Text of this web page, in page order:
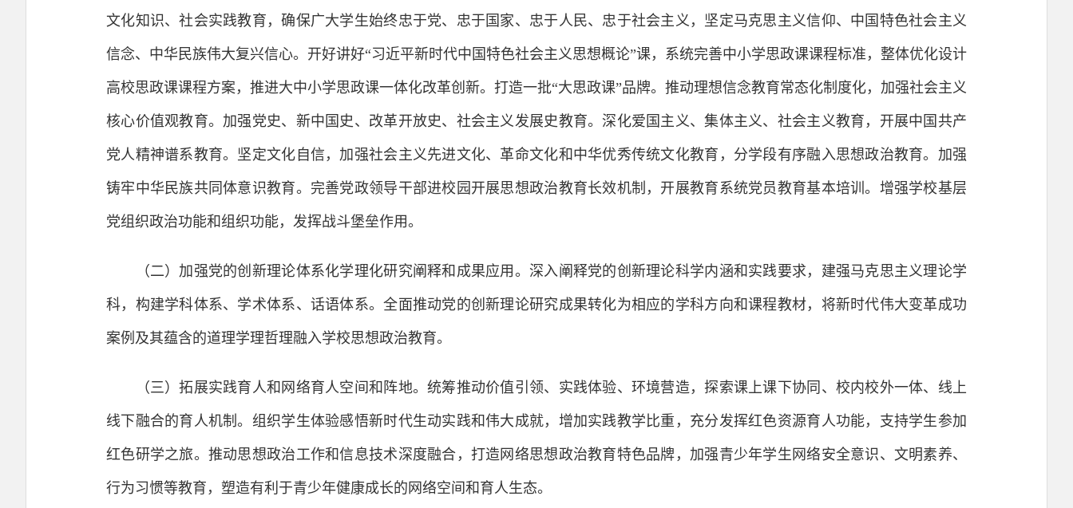
文化知识、社会实践教育，确保广大学生始终忠于党、忠于国家、忠于人民、忠于社会主义，坚定马克思主义信仰、中国特色社会主义
信念、中华民族伟大复兴信心。开好讲好“习近平新时代中国特色社会主义思想概论”课，系统完善中小学思政课课程标准，整体优化设计
高校思政课课程方案，推进大中小学思政课一体化改革创新。打造一批“大思政课”品牌。推动理想信念教育常态化制度化，加强社会主义
核心价值观教育。加强党史、新中国史、改革开放史、社会主义发展史教育。深化爱国主义、集体主义、社会主义教育，开展中国共产
党人精神谱系教育。坚定文化自信，加强社会主义先进文化、革命文化和中华优秀传统文化教育，分学段有序融入思想政治教育。加强
铸牢中华民族共同体意识教育。完善党政领导干部进校园开展思想政治教育长效机制，开展教育系统党员教育基本培训。增强学校基层
党组织政治功能和组织功能，发挥战斗堡垒作用。
（二）加强党的创新理论体系化学理化研究阐释和成果应用。深入阐释党的创新理论科学内涵和实践要求，建强马克思主义理论学
科，构建学科体系、学术体系、话语体系。全面推动党的创新理论研究成果转化为相应的学科方向和课程教材，将新时代伟大变革成功
案例及其蕴含的道理学理哲理融入学校思想政治教育。
（三）拓展实践育人和网络育人空间和阵地。统筹推动价值引领、实践体验、环境营造，探索课上课下协同、校内校外一体、线上
线下融合的育人机制。组织学生体验感悟新时代生动实践和伟大成就，增加实践教学比重，充分发挥红色资源育人功能，支持学生参加
红色研学之旅。推动思想政治工作和信息技术深度融合，打造网络思想政治教育特色品牌，加强青少年学生网络安全意识、文明素养、
行为习惯等教育，塑造有利于青少年健康成长的网络空间和育人生态。